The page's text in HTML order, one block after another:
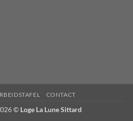
CONTACT
© Loge La Lune Sittard